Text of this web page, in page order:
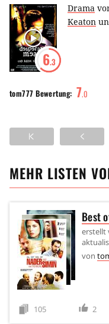
6.3
Drama
Keaton
tom777 Bewertung: 7.0
MEHR LISTEN
Best
erstellt
von
105 2